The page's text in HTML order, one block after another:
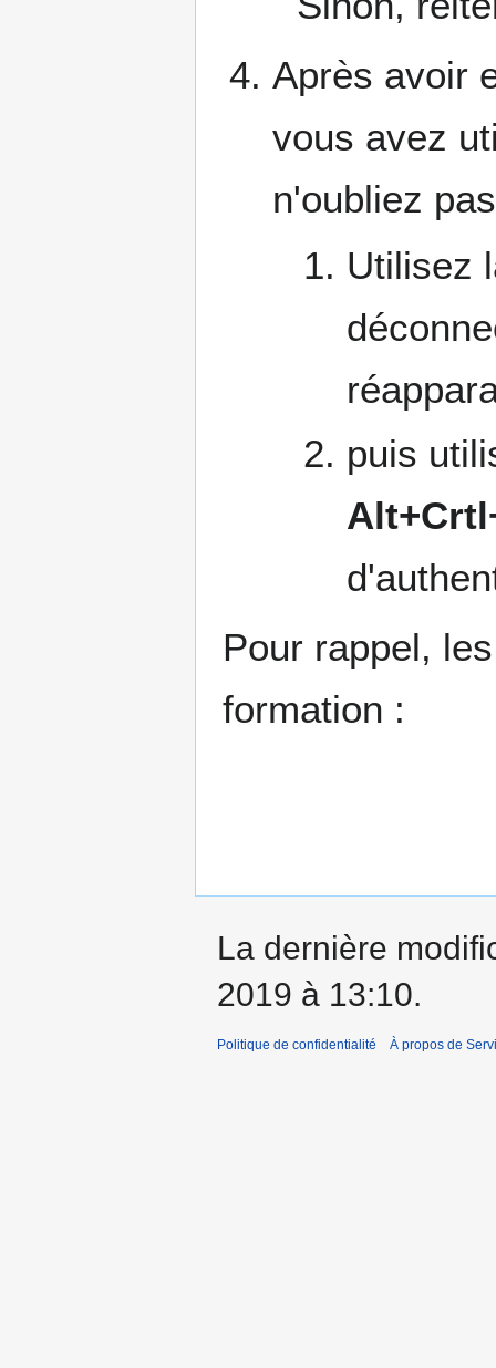
Après avoir
vous avez
n'oubliez
Utilisez
puis
Pour rappel,
formation :
La dernière
2019 à 13:10.
Politique de confidentialité À propos de